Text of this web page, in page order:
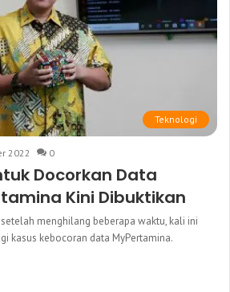
Teknologi
2022 0
Docorkan Data
Kini Dibuktikan
menghilang beberapa waktu, kali ini
kasus kebocoran data MyPertamina.